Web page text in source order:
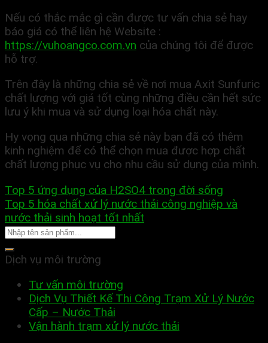
Nếu có thắc mắc gì cần được tư vấn chia sẻ hay
báo giá có thể liên hệ Website :
https://vuhoangco.com.vn của chúng tôi để được
hỗ trợ.
Trên đây là những chia sẻ về nơi mua Axit Sunfuric
chất lượng với giá tốt cùng những điều cần hết sức
lưu ý khi mua và sử dụng loại hóa chất này.
Hy vọng qua những chia sẻ này bạn đã có thêm
kinh nghiệm để có thể chọn mua được hợp chất
chất lượng phục vụ cho nhu cầu sử dụng của mình.
Top 5 ứng dụng của H2SO4 trong đời sống
Top 5 hóa chất xử lý nước thải công nghiệp và
nước thải sinh hoạt tốt nhất
Dịch vụ môi trường
Tư vấn môi trường
Dịch Vụ Thiết Kế Thi Công Trạm Xử Lý Nước
Cấp – Nước Thải
Vận hành trạm xử lý nước thải